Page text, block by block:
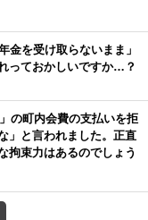
金を受け取らないまま」
っておかしいですか…？
の町内会費の支払いを拒
」と言われました。正直
拘束力はあるのでしょう